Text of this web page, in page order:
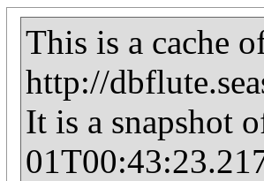
This is a cache
http://
It is a snapshot